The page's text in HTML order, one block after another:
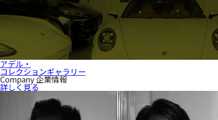
アデル・
コレクションギャラリー
Company企業情報
詳しく見る